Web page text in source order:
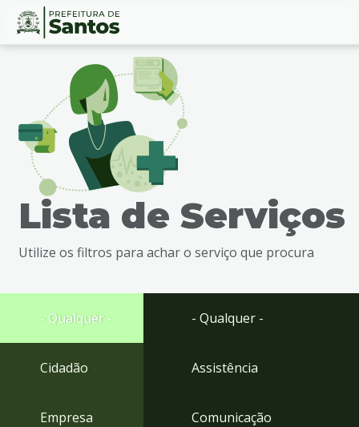
Ir
busca
Ir
rodapé
Conteúdo
Lista de Serviços
Utilize os filtros para achar o serviço que procura
- Qualquer -
Cidadão
Empresa
- Qualquer -
Assistência
Comunicação